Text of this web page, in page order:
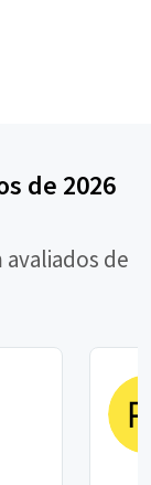
de 2026
avaliados de